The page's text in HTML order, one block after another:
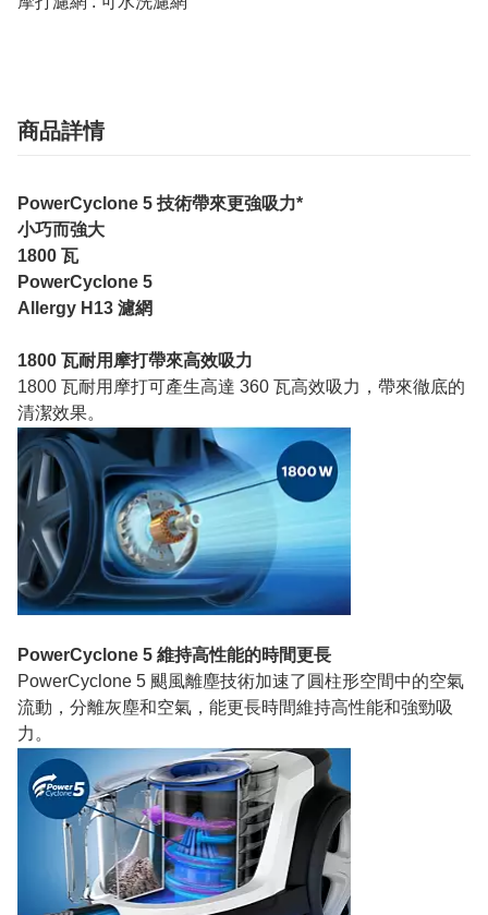
商品詳情
PowerCyclone 5 技術帶來更強吸力*
小巧而強大
1800 瓦
PowerCyclone 5
Allergy H13 濾網
1800 瓦耐用摩打帶來高效吸力
1800 瓦耐用摩打可產生高達 360 瓦高效吸力，帶來徹底的
清潔效果。
PowerCyclone 5 維持高性能的時間更長
PowerCyclone 5 颶風離塵技術加速了圓柱形空間中的空氣
流動，分離灰塵和空氣，能更長時間維持高性能和強勁吸
力。